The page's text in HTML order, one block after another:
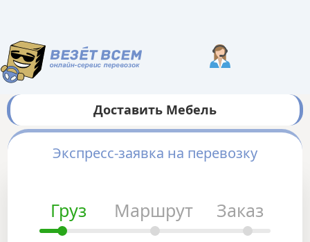
Доставить Мебель
Экспресс-заявка на перевозку
Груз Маршрут Заказ